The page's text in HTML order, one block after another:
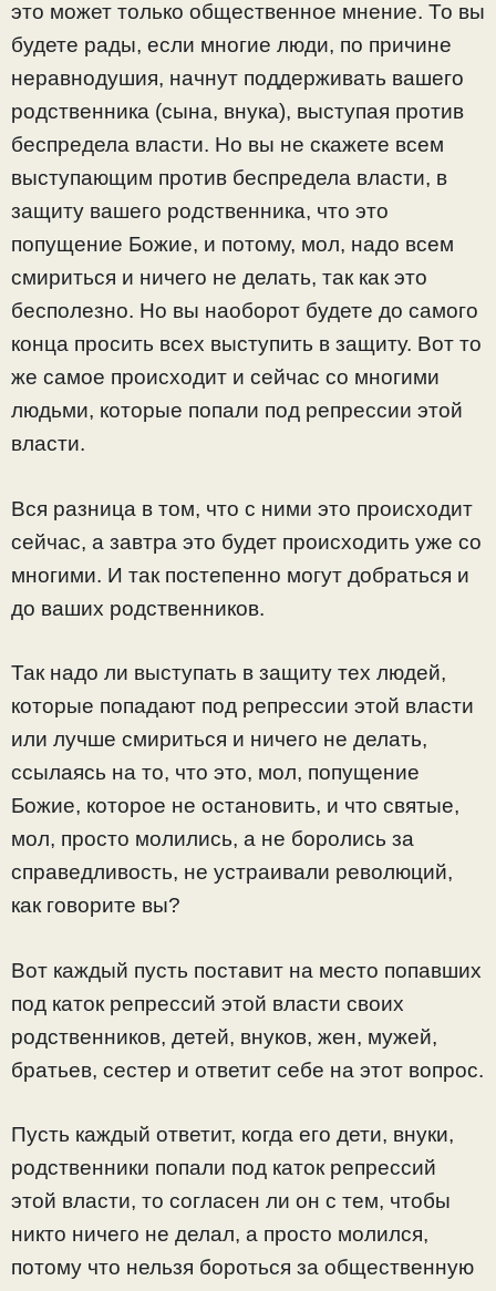
это может только общественное мнение. То вы
будете рады, если многие люди, по причине
неравнодушия, начнут поддерживать вашего
родственника (сына, внука), выступая против
беспредела власти. Но вы не скажете всем
выступающим против беспредела власти, в
защиту вашего родственника, что это
попущение Божие, и потому, мол, надо всем
смириться и ничего не делать, так как это
бесполезно. Но вы наоборот будете до самого
конца просить всех выступить в защиту. Вот то
же самое происходит и сейчас со многими
людьми, которые попали под репрессии этой
власти.
Вся разница в том, что с ними это происходит
сейчас, а завтра это будет происходить уже со
многими. И так постепенно могут добраться и
до ваших родственников.
Так надо ли выступать в защиту тех людей,
которые попадают под репрессии этой власти
или лучше смириться и ничего не делать,
ссылаясь на то, что это, мол, попущение
Божие, которое не остановить, и что святые,
мол, просто молились, а не боролись за
справедливость, не устраивали революций,
как говорите вы?
Вот каждый пусть поставит на место попавших
под каток репрессий этой власти своих
родственников, детей, внуков, жен, мужей,
братьев, сестер и ответит себе на этот вопрос.
Пусть каждый ответит, когда его дети, внуки,
родственники попали под каток репрессий
этой власти, то согласен ли он с тем, чтобы
никто ничего не делал, а просто молился,
потому что нельзя бороться за общественную